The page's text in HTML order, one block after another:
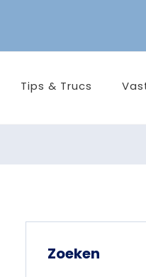
Tips & Trucs
Zoeken